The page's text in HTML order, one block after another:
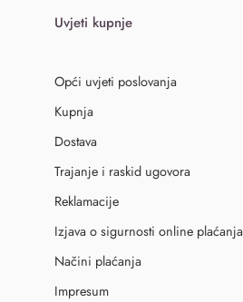
Uvjeti kupnje
Opći uvjeti poslovanja
Kupnja
Dostava
Trajanje i raskid ugovora
Reklamacije
Izjava o sigurnosti online plaćanja
Načini plaćanja
Impresum